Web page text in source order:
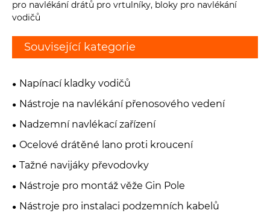
pro navlékání drátů pro vrtulníky, bloky pro navlékání
vodičů
Související kategorie
Napínací kladky vodičů
Nástroje na navlékání přenosového vedení
Nadzemní navlékací zařízení
Ocelové drátěné lano proti kroucení
Tažné navijáky převodovky
Nástroje pro montáž věže Gin Pole
Nástroje pro instalaci podzemních kabelů